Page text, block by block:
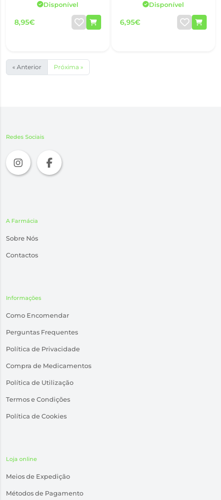
Disponível
8,95€
Disponível
6,95€
« Anterior Próxima »
Redes Sociais
A Farmácia
Sobre Nós
Contactos
Informações
Como Encomendar
Perguntas Frequentes
Política de Privacidade
Compra de Medicamentos
Política de Utilização
Termos e Condições
Política de Cookies
Loja online
Meios de Expedição
Métodos de Pagamento